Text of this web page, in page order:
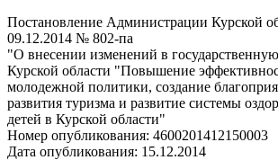
Постановление Администрации Курской
09.12.2014 № 802-па
"О внесении изменений в
Курской области "Повышение
молодежной политики, создание
развития туризма и развитие системы
детей в Курской области"
Номер опубликования: 4600201412150003
Дата опубликования: 15.12.2014